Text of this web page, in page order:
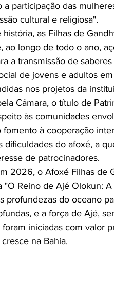
a participação das
cultural e religiosa".
as Filhas de
ao longo de todo o ano,
a transmissão de
de jovens e adultos
nos projetos da
Câmara, o título de
às comunidades
à cooperação
dificuldades do afoxé, a
de patrocinadores.
2026, o Afoxé Filhas de
Reino de Ajé Olokun:
profundezas do oceano
e a força de Ajé,
iniciadas com valor
na Bahia.